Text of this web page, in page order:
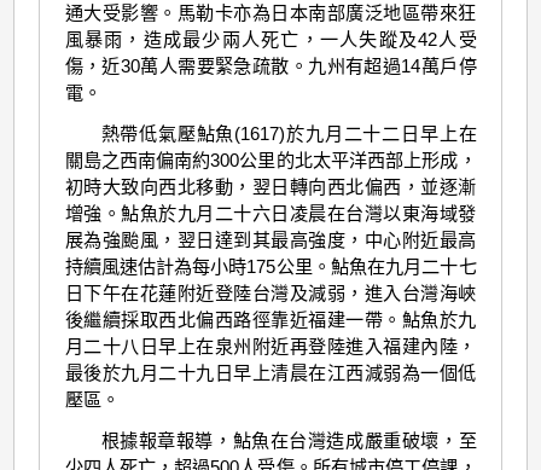
通大受影響。馬勒卡亦為日本南部廣泛地區帶來狂
風暴雨，造成最少兩人死亡，一人失蹤及42人受
傷，近30萬人需要緊急疏散。九州有超過14萬戶停
電。
熱帶低氣壓鮎魚(1617)於九月二十二日早上在
關島之西南偏南約300公里的北太平洋西部上形成，
初時大致向西北移動，翌日轉向西北偏西，並逐漸
增強。鮎魚於九月二十六日凌晨在台灣以東海域發
展為強颱風，翌日達到其最高強度，中心附近最高
持續風速估計為每小時175公里。鮎魚在九月二十七
日下午在花蓮附近登陸台灣及減弱，進入台灣海峽
後繼續採取西北偏西路徑靠近福建一帶。鮎魚於九
月二十八日早上在泉州附近再登陸進入福建內陸，
最後於九月二十九日早上清晨在江西減弱為一個低
壓區。
根據報章報導，鮎魚在台灣造成嚴重破壞，至